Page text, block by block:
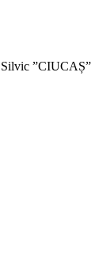
Silvic ”CIUCAȘ”